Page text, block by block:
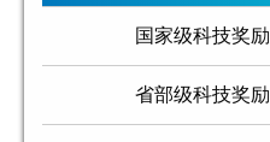
国家级科技奖励
省部级科技奖励